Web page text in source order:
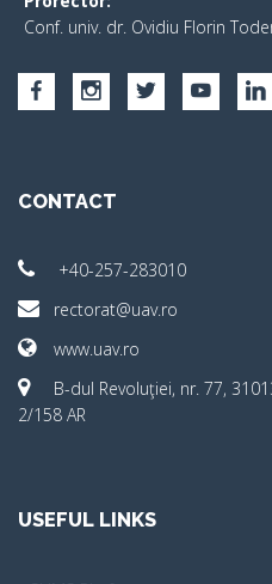
Conf. univ. dr. Ovidiu Florin
CONTACT
+40-257-283010
rectorat@uav.ro
www.uav.ro
B-dul Revoluţiei, nr. 77,
2/158 AR
USEFUL LINKS